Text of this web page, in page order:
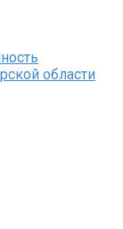
области